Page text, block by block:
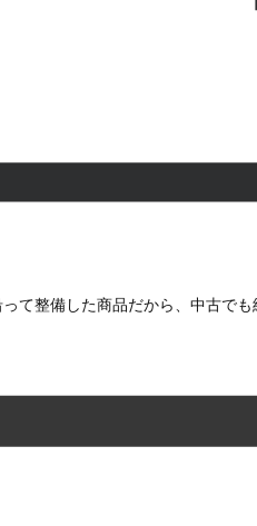
て整備した商品だから、中古で